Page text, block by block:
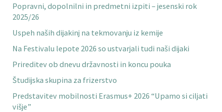
Popravni, dopolnilni in predmetni izpiti – jesenski rok
2025/26
Uspeh naših dijakinj na tekmovanju iz kemije
Na Festivalu lepote 2026 so ustvarjali tudi naši dijaki
Prireditev ob dnevu državnosti in koncu pouka
Študijska skupina za frizerstvo
Predstavitev mobilnosti Erasmus+ 2026 “Upamo si ciljati
višje”